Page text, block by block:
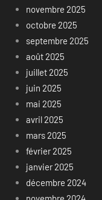
novembre 2025
octobre 2025
septembre 2025
août 2025
juillet 2025
juin 2025
mai 2025
avril 2025
mars 2025
février 2025
janvier 2025
décembre 2024